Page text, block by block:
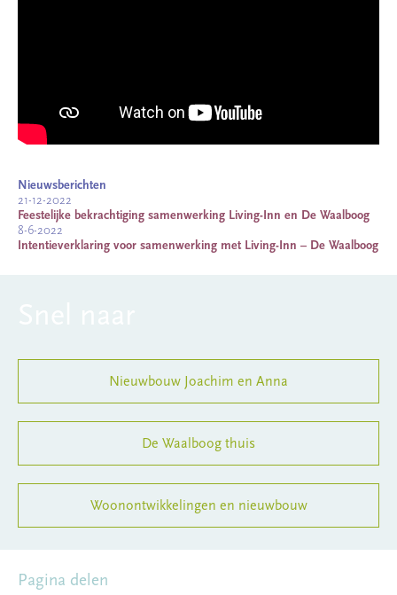
Nieuwsberichten
21-12-2022
Feestelijke bekrachtiging samenwerking Living-Inn en De Waalboog
8-6-2022
Intentieverklaring voor samenwerking met Living-Inn – De Waalboog
Nieuwbouw Joachim en Anna
De Waalboog thuis
Woonontwikkelingen en nieuwbouw
Pagina delen